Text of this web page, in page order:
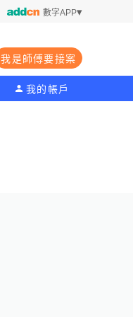
數字APP
我是師傅要接案
我的帳戶